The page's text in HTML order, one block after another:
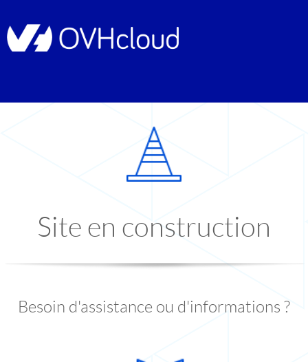
Site en construction
Besoin d'assistance ou d'informations ?